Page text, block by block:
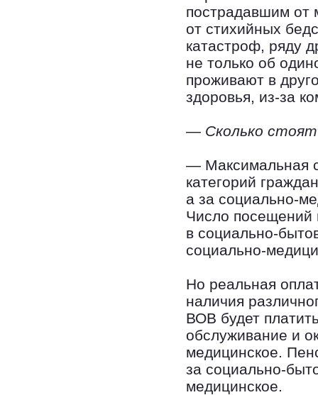
пострадавшим от
от стихийных
катастроф, ряду
не только об
проживают в
здоровья, из-за
— Сколько стоят
— Максимальная
категорий
а за социально-
Число посещений
в социально-
социально-
Но реальная
наличия
ВОВ будет
обслуживание и
медицинское.
за социально-
медицинское.